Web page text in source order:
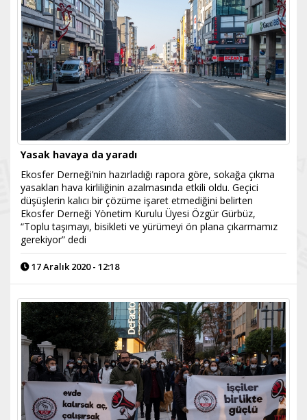
Yasak havaya da yaradı
Ekosfer Derneği’nin hazırladığı rapora göre, sokağa çıkma
yasakları hava kirliliğinin azalmasında etkili oldu. Geçici
düşüşlerin kalıcı bir çözüme işaret etmediğini belirten
Ekosfer Derneği Yönetim Kurulu Üyesi Özgür Gürbüz,
“Toplu taşımayı, bisikleti ve yürümeyi ön plana çıkarmamız
gerekiyor” dedi
17 Aralık 2020 - 12:18